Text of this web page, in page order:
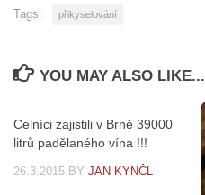
Tags: přikyselování
YOU MAY ALSO LIKE...
Celníci zajistili v Brně 39000
litrů padělaného vína !!!
26.3.2015 BY JAN KYNČL